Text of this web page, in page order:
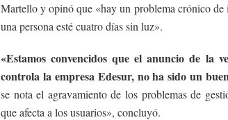
Martello y opinó que «hay un problema crónico de
una persona esté cuatro días sin luz».
«Estamos convencidos que el anuncio de la
controla la empresa Edesur, no ha sido un
se nota el agravamiento de los problemas de
que afecta a los usuarios», concluyó.